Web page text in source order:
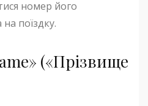
номер його
поїздку.
(«Прізвище